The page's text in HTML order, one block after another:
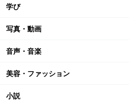
学び
写真・動画
音声・音楽
美容・ファッション
小説